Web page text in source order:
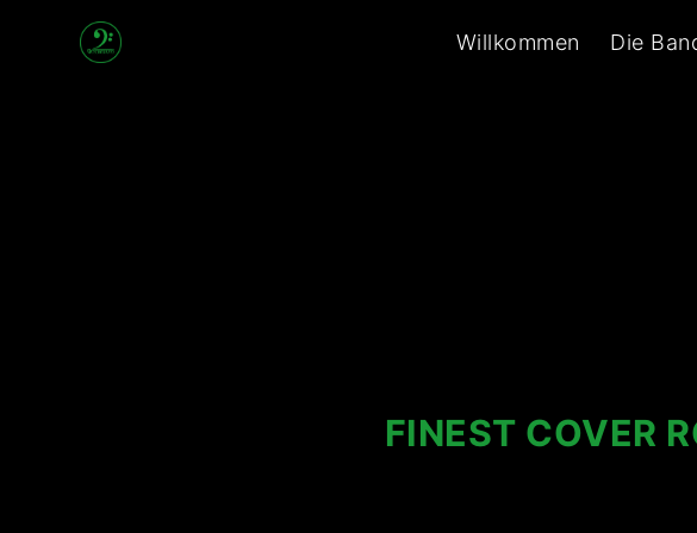
2
Willkommen Die
FINEST COVER